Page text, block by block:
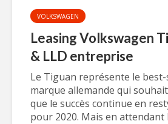
VOLKSWAGEN
Leasing Volkswagen
& LLD entreprise
Le Tiguan représente le best-
marque allemande qui
que le succès continue en
pour 2020. Mais en attendant